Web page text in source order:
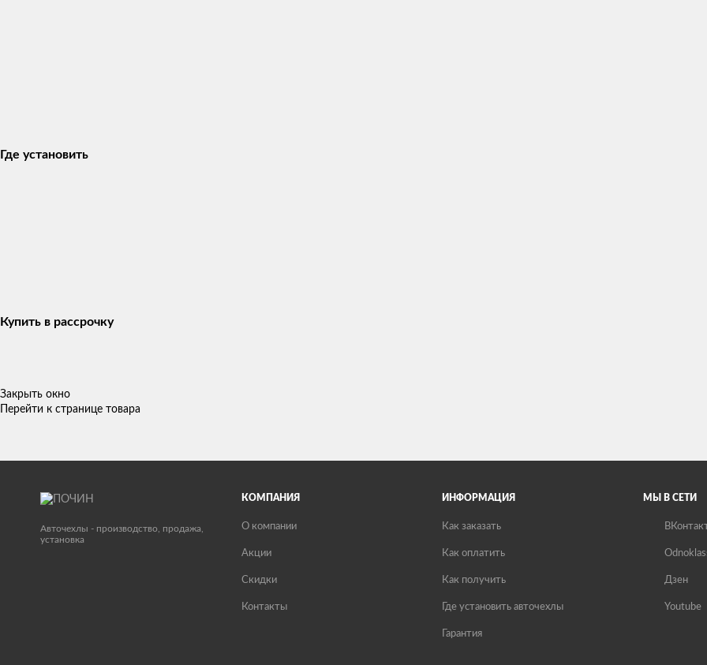
Где установить
Купить в рассрочку
Закрыть окно
Перейти к странице товара
Авточехлы - производство, продажа,
установка
КОМПАНИЯ
О компании
Акции
Скидки
Контакты
ИНФОРМАЦИЯ
Как заказать
Как оплатить
Как получить
Где установить авточехлы
Гарантия
МЫ В СЕТИ
Дзен
Youtube